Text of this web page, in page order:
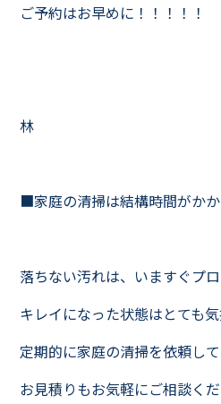
ご予約はお早めに！！！！！
林
■家庭の清掃は結構時間がか
落ちない汚れは、いますぐプ
キレイになった状態はとても気
定期的に家庭の清掃を依頼し
お見積りもお気軽にご相談くだ